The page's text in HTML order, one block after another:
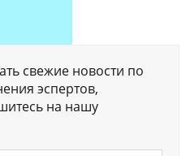
свежие новости по
эспертов,
на нашу